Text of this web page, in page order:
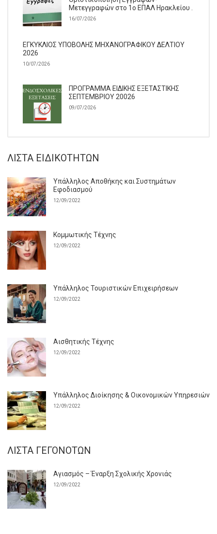
Μετεγγραφών στο 1ο ΕΠΑΛ Ηρακλείου .
16/07/2026
ΕΓΚΥΚΛΙΟΣ ΥΠΟΒΟΛΗΣ ΜΗΧΑΝΟΓΡΑΦΙΚΟΥ ΔΕΛΤΙΟΥ
2026
10/07/2026
ΠΡΟΓΡΑΜΜΑ ΕΙΔΙΚΗΣ ΕΞΕΤΑΣΤΙΚΗΣ
ΣΕΠΤΕΜΒΡΙΟΥ 20026
09/07/2026
ΛΊΣΤΑ ΕΙΔΙΚΟΤΉΤΩΝ
Υπάλληλος Αποθήκης και Συστημάτων
Εφοδιασμού
12/09/2022
Κομμωτικής Τέχνης
12/09/2022
Υπάλληλος Τουριστικών Επιχειρήσεων
12/09/2022
Αισθητικής Τέχνης
12/09/2022
Υπάλληλος Διοίκησης & Οικονομικών Υπηρεσιών
12/09/2022
ΛΊΣΤΑ ΓΕΓΟΝΌΤΩΝ
Αγιασμός – Έναρξη Σχολικής Χρονιάς
12/09/2022